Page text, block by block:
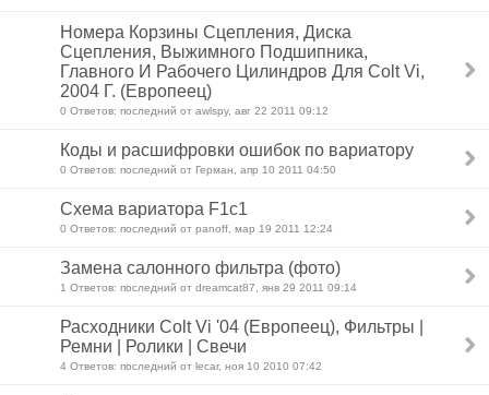
Номера Корзины Сцепления, Диска
Сцепления, Выжимного Подшипника,
Главного И Рабочего Цилиндров Для Colt Vi,
2004 Г. (Европеец)
0 Ответов: последний от awlspy, авг 22 2011 09:12
Коды и расшифровки ошибок по вариатору
0 Ответов: последний от Герман, апр 10 2011 04:50
Схема вариатора F1c1
0 Ответов: последний от panoff, мар 19 2011 12:24
Замена салонного фильтра (фото)
1 Ответов: последний от dreamcat87, янв 29 2011 09:14
Расходники Colt Vi '04 (Европеец), Фильтры |
Ремни | Ролики | Свечи
4 Ответов: последний от lecar, ноя 10 2010 07:42